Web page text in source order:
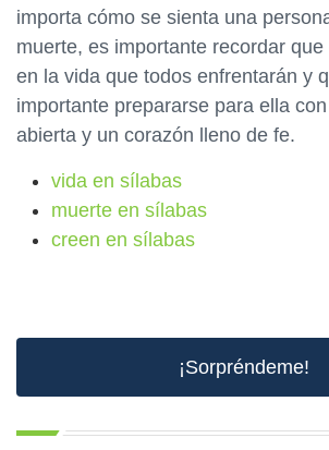
importa cómo se sienta una
muerte, es importante recordar
en la vida que todos enfrentarán y
importante prepararse para ella
abierta y un corazón lleno de fe.
vida en sílabas
muerte en sílabas
creen en sílabas
¡Sorpréndeme!